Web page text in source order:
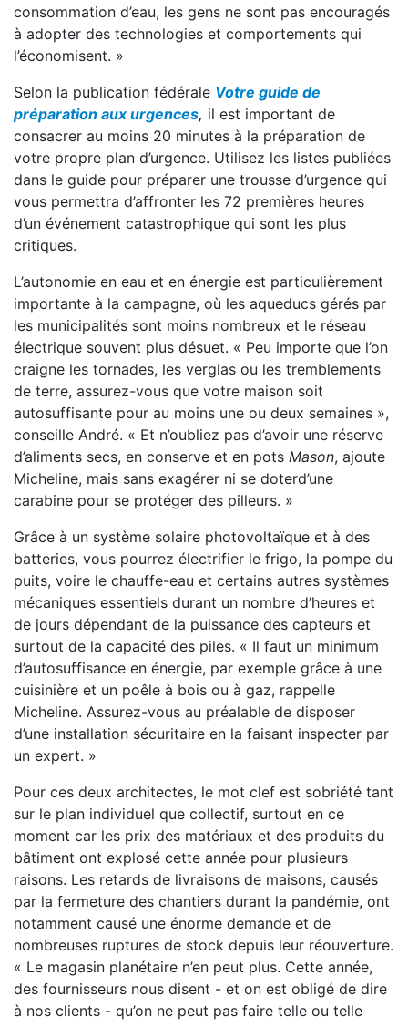
consommation d’eau, les gens ne sont pas encouragés
à adopter des technologies et comportements qui
l’économisent. »
Selon la publication fédérale Votre guide de
préparation aux urgences, il est important de
consacrer au moins 20 minutes à la préparation de
votre propre plan d’urgence. Utilisez les listes publiées
dans le guide pour préparer une trousse d’urgence qui
vous permettra d’affronter les 72 premières heures
d’un événement catastrophique qui sont les plus
critiques.
L’autonomie en eau et en énergie est particulièrement
importante à la campagne, où les aqueducs gérés par
les municipalités sont moins nombreux et le réseau
électrique souvent plus désuet. « Peu importe que l’on
craigne les tornades, les verglas ou les tremblements
de terre, assurez-vous que votre maison soit
autosuffisante pour au moins une ou deux semaines »,
conseille André. « Et n’oubliez pas d’avoir une réserve
d’aliments secs, en conserve et en pots Mason, ajoute
Micheline, mais sans exagérer ni se doterd’une
carabine pour se protéger des pilleurs. »
Grâce à un système solaire photovoltaïque et à des
batteries, vous pourrez électrifier le frigo, la pompe du
puits, voire le chauffe-eau et certains autres systèmes
mécaniques essentiels durant un nombre d’heures et
de jours dépendant de la puissance des capteurs et
surtout de la capacité des piles. « Il faut un minimum
d’autosuffisance en énergie, par exemple grâce à une
cuisinière et un poêle à bois ou à gaz, rappelle
Micheline. Assurez-vous au préalable de disposer
d’une installation sécuritaire en la faisant inspecter par
un expert. »
Pour ces deux architectes, le mot clef est sobriété tant
sur le plan individuel que collectif, surtout en ce
moment car les prix des matériaux et des produits du
bâtiment ont explosé cette année pour plusieurs
raisons. Les retards de livraisons de maisons, causés
par la fermeture des chantiers durant la pandémie, ont
notamment causé une énorme demande et de
nombreuses ruptures de stock depuis leur réouverture.
« Le magasin planétaire n’en peut plus. Cette année,
des fournisseurs nous disent - et on est obligé de dire
à nos clients - qu’on ne peut pas faire telle ou telle